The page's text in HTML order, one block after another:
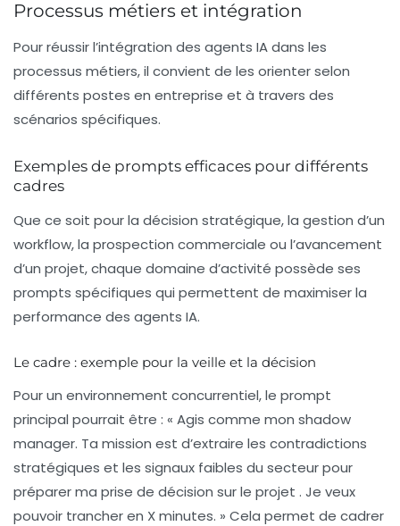
Processus métiers et intégration
Pour réussir l’intégration des agents IA dans les
processus métiers, il convient de les orienter selon
différents postes en entreprise et à travers des
scénarios spécifiques.
Exemples de prompts efficaces pour différents
cadres
Que ce soit pour la décision stratégique, la gestion d’un
workflow, la prospection commerciale ou l’avancement
d’un projet, chaque domaine d’activité possède ses
prompts spécifiques qui permettent de maximiser la
performance des agents IA.
Le cadre : exemple pour la veille et la décision
Pour un environnement concurrentiel, le prompt
principal pourrait être : « Agis comme mon shadow
manager. Ta mission est d’extraire les contradictions
stratégiques et les signaux faibles du secteur pour
préparer ma prise de décision sur le projet . Je veux
pouvoir trancher en X minutes. » Cela permet de cadrer